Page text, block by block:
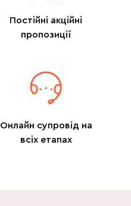
Постійні акційні
пропозиції
Онлайн супровід на
всіх етапах